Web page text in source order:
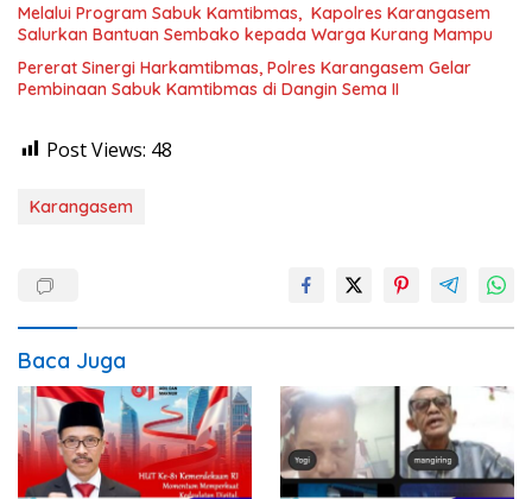
Melalui Program Sabuk Kamtibmas, Kapolres Karangasem
Salurkan Bantuan Sembako kepada Warga Kurang Mampu
Pererat Sinergi Harkamtibmas, Polres Karangasem Gelar
Pembinaan Sabuk Kamtibmas di Dangin Sema II
Post Views: 48
Karangasem
Baca Juga